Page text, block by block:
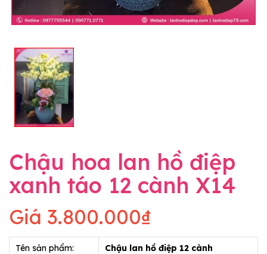
Chậu hoa lan hồ điệp
xanh táo 12 cành X14
Giá 3.800.000₫
Tên sản phẩm: Chậu lan hồ điệp 12 cành